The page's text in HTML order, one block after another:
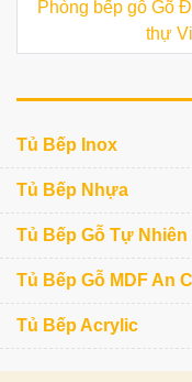
Phòng bếp gỗ Gõ
thự
Tủ Bếp Inox
Tủ Bếp Nhựa
Tủ Bếp Gỗ Tự Nhiên
Tủ Bếp Gỗ MDF An
Tủ Bếp Acrylic